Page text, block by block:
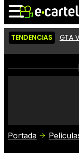
Noticias
Críticas
TENDENCIAS GTA
Portada